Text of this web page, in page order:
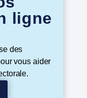
ligne
des
vous aider